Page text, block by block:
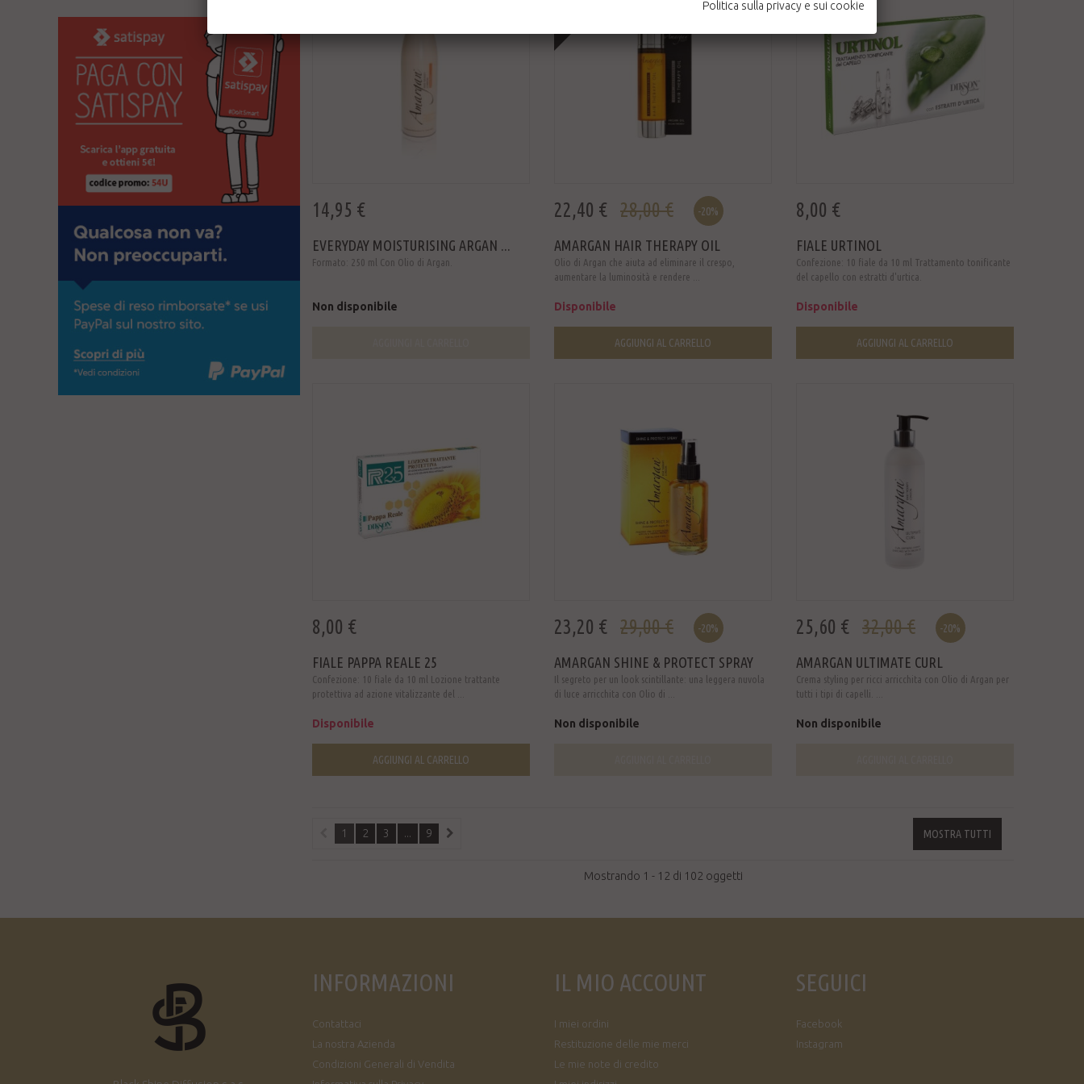
14,95 €
EVERYDAY MOISTURISING ARGAN ...
Formato: 250 ml Con Olio di Argan.
Non disponibile
22,40 € 28,00 € -20%
AMARGAN HAIR THERAPY OIL
Olio di Argan che aiuta ad eliminare il crespo,
aumentare la luminosità e rendere ...
Disponibile
AGGIUNGI AL CARRELLO
8,00 €
FIALE URTINOL
Confezione: 10 fiale da 10 ml Trattamento tonificante
del capello con estratti d'urtica.
Disponibile
AGGIUNGI AL CARRELLO
8,00 €
FIALE PAPPA REALE 25
Confezione: 10 fiale da 10 ml Lozione trattante
protettiva ad azione vitalizzante del ...
Disponibile
AGGIUNGI AL CARRELLO
23,20 € 29,00 € -20%
AMARGAN SHINE & PROTECT SPRAY
Il segreto per un look scintillante: una leggera nuvola
di luce arricchita con Olio di ...
Non disponibile
25,60 € 32,00 € -20%
AMARGAN ULTIMATE CURL
Crema styling per ricci arricchita con Olio di Argan per
tutti i tipi di capelli. ...
Non disponibile
MOSTRA TUTTI
1 2 3 ... 9
Mostrando 1 - 12 di 102 oggetti
INFORMAZIONI
Contattaci
La nostra Azienda
Condizioni Generali di Vendita
IL MIO ACCOUNT
I miei ordini
Restituzione delle mie merci
Le mie note di credito
SEGUICI
Facebook
Instagram
Politica sulla privacy e sui cookie